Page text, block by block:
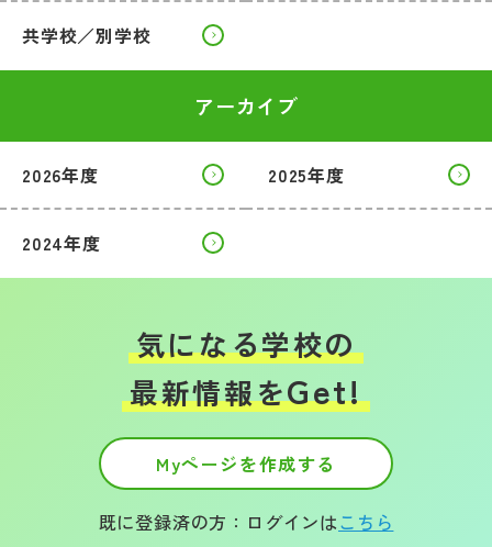
共学校／別学校
アーカイブ
2026年度 2025年度
2024年度
気になる学校の
最新情報をGet!
Myページを作成する
既に登録済の方：ログインはこちら